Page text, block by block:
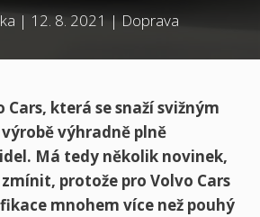
| 12. 8. 2021 | Doprava
Cars, která se snaží svižným
výhradně plně
Má tedy několik novinek,
protože pro Volvo Cars
mnohem více než pouhý